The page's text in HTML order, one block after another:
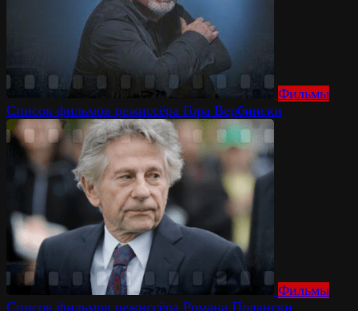
Фильмы
Список фильмов режиссёра Гора Вербински
Фильмы
Список фильмов режиссёра Романа Полански